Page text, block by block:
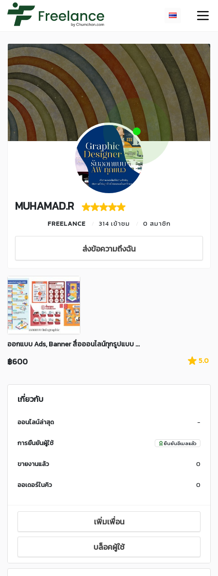
MUHAMAD.R
FREELANCE 314 เข้าชม 0 สมาชิก
ส่งข้อความถึงฉัน
ออกแบบ Ads, Banner สื่อออนไลน์ทุกรูปแบบ ...
฿600 5.0
เกี่ยวกับ
ออนไลน์ล่าสุด -
การยืนยันผู้ใช้ ยืนยันอีเมลแล้ว
ขายงานแล้ว 0
ออเดอร์ในคิว 0
เพิ่มเพื่อน
บล็อคผู้ใช้